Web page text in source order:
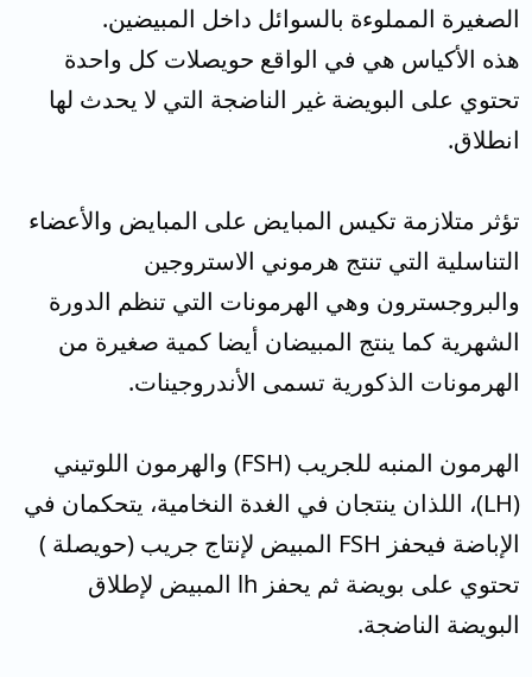
الصغيرة المملوءة بالسوائل داخل المبيضين.
هذه الأكياس هي في الواقع حويصلات كل واحدة
تحتوي على البويضة غير الناضجة التي لا يحدث لها
انطلاق.
تؤثر متلازمة تكيس المبايض على المبايض والأعضاء
التناسلية التي تنتج هرموني الاستروجين
والبروجسترون وهي الهرمونات التي تنظم الدورة
الشهرية كما ينتج المبيضان أيضا كمية صغيرة من
الهرمونات الذكورية تسمى الأندروجينات.
الهرمون المنبه للجريب (FSH) والهرمون اللوتيني
(LH)، اللذان ينتجان في الغدة النخامية، يتحكمان في
الإباضة فيحفز FSH المبيض لإنتاج جريب (حويصلة )
تحتوي على بويضة ثم يحفز lh المبيض لإطلاق
البويضة الناضجة.